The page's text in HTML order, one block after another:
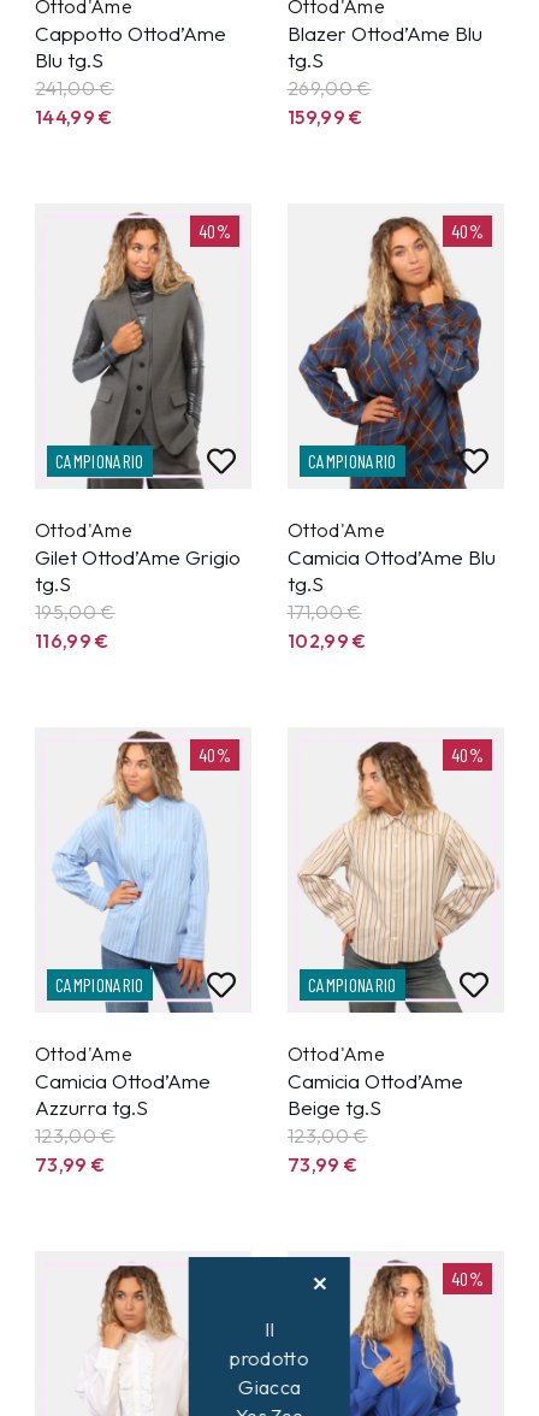
Ottod'Ame
Cappotto Ottod’Ame
Blu tg.S
241,00 €
144,99€
Ottod'Ame
Blazer Ottod’Ame Blu
tg.S
269,00 €
159,99€
40%
CAMPIONARIO
Ottod'Ame
Gilet Ottod’Ame Grigio
tg.S
195,00 €
116,99€
40%
CAMPIONARIO
Ottod'Ame
Camicia Ottod’Ame Blu
tg.S
171,00 €
102,99€
40%
CAMPIONARIO
Ottod'Ame
Camicia Ottod’Ame
Azzurra tg.S
123,00 €
73,99€
40%
CAMPIONARIO
Ottod'Ame
Camicia Ottod’Ame
Beige tg.S
123,00 €
73,99€
40%
Il
prodotto
Giacca